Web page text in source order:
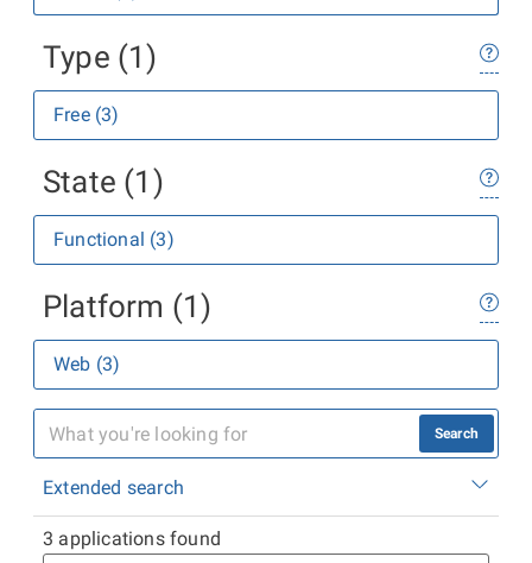
Type (1)
Free (3)
State (1)
Functional (3)
Platform (1)
Web (3)
Search
Extended search
3 applications found